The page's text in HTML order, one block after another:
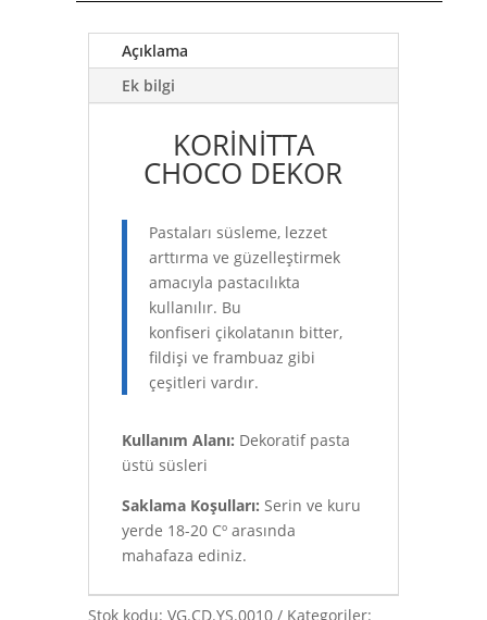
Açıklama
Ek bilgi
KORİNİTTA
CHOCO DEKOR
Pastaları süsleme, lezzet
arttırma ve güzelleştirmek
amacıyla pastacılıkta
kullanılır. Bu
konfiseri çikolatanın bitter,
fildişi ve frambuaz gibi
çeşitleri vardır.
Kullanım Alanı: Dekoratif pasta
üstü süsleri
Saklama Koşulları: Serin ve kuru
yerde 18-20 Cº arasında
mahafaza ediniz.
Stok kodu: VG.CD.YS.0010 Kategoriler: